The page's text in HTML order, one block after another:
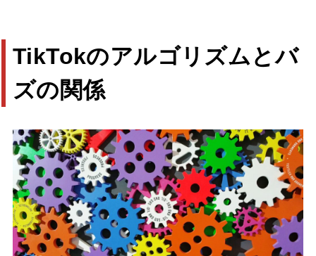
TikTokのアルゴリズムとバ
ズの関係